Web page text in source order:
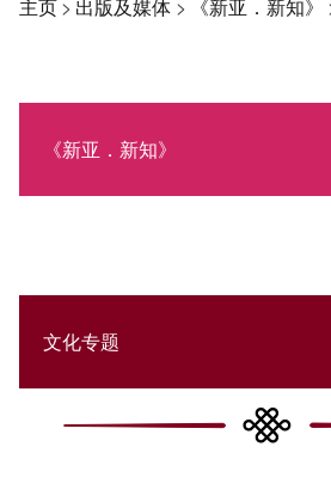
主页> 出版及媒体 > 《新亚．新知》
《新亚．新知》
社交媒体专栏
《新亚简讯》
文化专题
College Updates